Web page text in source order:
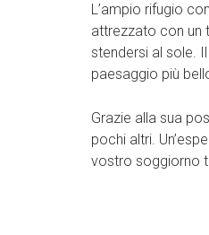
L’ampio rifugio
attrezzato con un
stendersi al sole.
paesaggio più
Grazie alla sua
pochi altri.
vostro soggiorno